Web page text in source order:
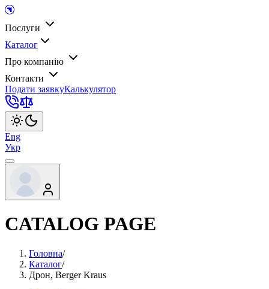
Послуги
Каталог
Про компанію
Контакти
Подати заявкуКалькулятор
Eng
Укр
CATALOG PAGE
Головна/
Каталог/
Дрон, Berger Kraus